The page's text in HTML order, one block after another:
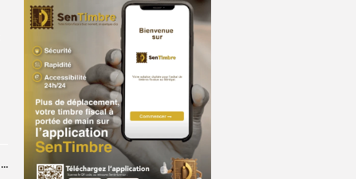
21 décès recensés sur les routes du Magal par les sapeurs-pompiers